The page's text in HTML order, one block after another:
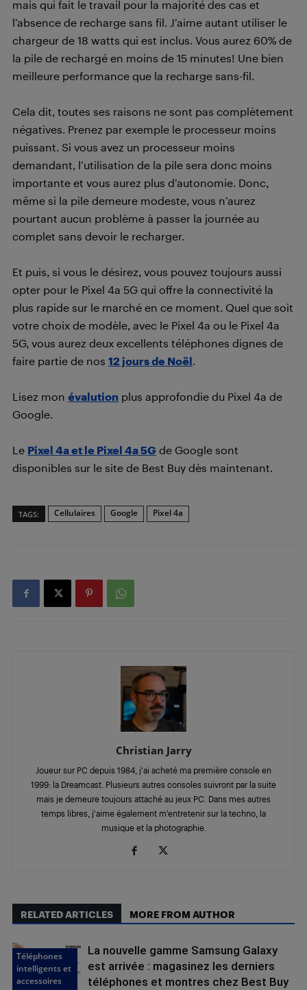
mais qui fait le travail pour la majorité des cas et
l’absence de recharge sans fil. J’aime autant utiliser le
chargeur de 18 watts qui est inclus. Vous aurez 60% de
la pile de rechargé en moins de 15 minutes! Une bien
meilleure performance que la recharge sans-fil.
Cela dit, toutes ses raisons ne sont pas complètement
négatives. Prenez par exemple le processeur moins
puissant. Si vous avez un processeur moins
demandant, l’utilisation de la pile sera donc moins
importante et vous aurez plus d’autonomie. Donc,
même si la pile demeure modeste, vous n’aurez
pourtant aucun problème à passer la journée au
complet sans devoir le recharger.
Et puis, si vous le désirez, vous pouvez toujours aussi
opter pour le Pixel 4a 5G qui offre la connectivité la
plus rapide sur le marché en ce moment. Quel que soit
votre choix de modèle, avec le Pixel 4a ou le Pixel 4a
5G, vous aurez deux excellents téléphones dignes de
faire partie de nos 12 jours de Noël.
Lisez mon évalution plus approfondie du Pixel 4a de
Google.
Le Pixel 4a et le Pixel 4a 5G de Google sont
disponibles sur le site de Best Buy dès maintenant.
TAGS: Cellulaires Google Pixel 4a
Christian Jarry
Joueur sur PC depuis 1984, j'ai acheté ma première console en
1999: la Dreamcast. Plusieurs autres consoles suivront par la suite
mais je demeure toujours attaché au jeux PC. Dans mes autres
temps libres, j'aime également m'entretenir sur la techno, la
musique et la photographie.
RELATED ARTICLES MORE FROM AUTHOR
Téléphones
intelligents et
accessoires
La nouvelle gamme Samsung Galaxy
est arrivée : magasinez les derniers
téléphones et montres chez Best Buy